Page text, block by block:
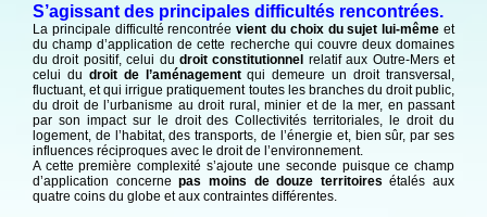
S’agissant des principales difficultés rencontrées.
La principale difficulté rencontréevient du choix du sujet lui-même et
du champ d’application de cette recherche qui couvre deux domaines
du droit positif, celui du droit constitutionnel relatif aux Outre-Mers et
celui du droit de l’aménagementqui demeure un droit transversal,
fluctuant, et qui irrigue pratiquement toutes les branches du droit public,
du droit de l’urbanisme au droit rural, minier et de la mer, en passant
par son impact sur le droit des Collectivités territoriales, le droit du
logement, de l’habitat, des transports, de l’énergie et, bien sûr, par ses
influences réciproques avec le droit de l’environnement.
A cette première complexité s’ajoute une seconde puisque ce champ
d’application concernepas moins de douze territoires étalés aux
quatre coins du globe et aux contraintes différentes.